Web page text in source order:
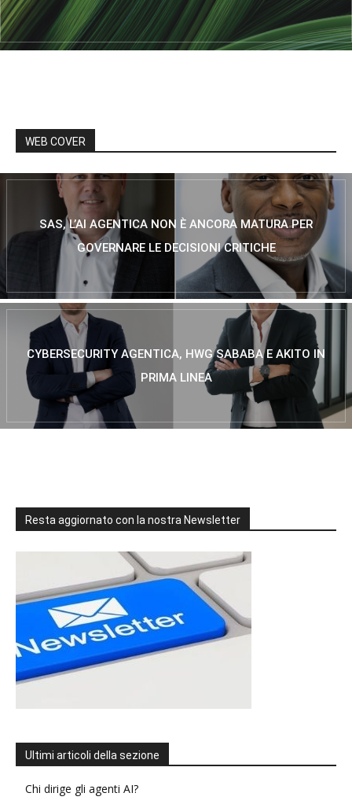
WEB COVER
SAS, L’AI AGENTICA NON È ANCORA MATURA PER
GOVERNARE LE DECISIONI CRITICHE
CYBERSECURITY AGENTICA, HWG SABABA E AKITO IN
PRIMA LINEA
Resta aggiornato con la nostra Newsletter
Ultimi articoli della sezione
Chi dirige gli agenti AI?